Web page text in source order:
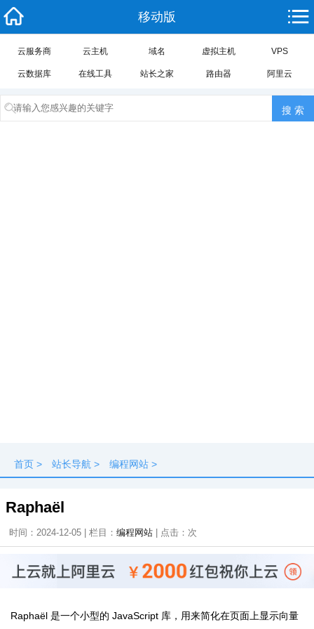
移动版
云服务商 云主机 域名 虚拟主机 VPS
云数据库 在线工具 站长之家 路由器 阿里云
首页 > 站长导航 > 编程网站 >
Raphaël
时间：2024-12-05 | 栏目： 编程网站 | 点击： 次
Raphaël 是一个小型的 JavaScript 库，用来简化在页面上显示向量